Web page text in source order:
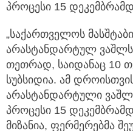
პროცესი 15
„საქართველოს
არასტანდარტულ ვაშლს
თეთრად, საიდანაც 10
სუბსიდია. ამ
არასტანდარტული
პროცესი 15
მიზანია, ფერმერებმა